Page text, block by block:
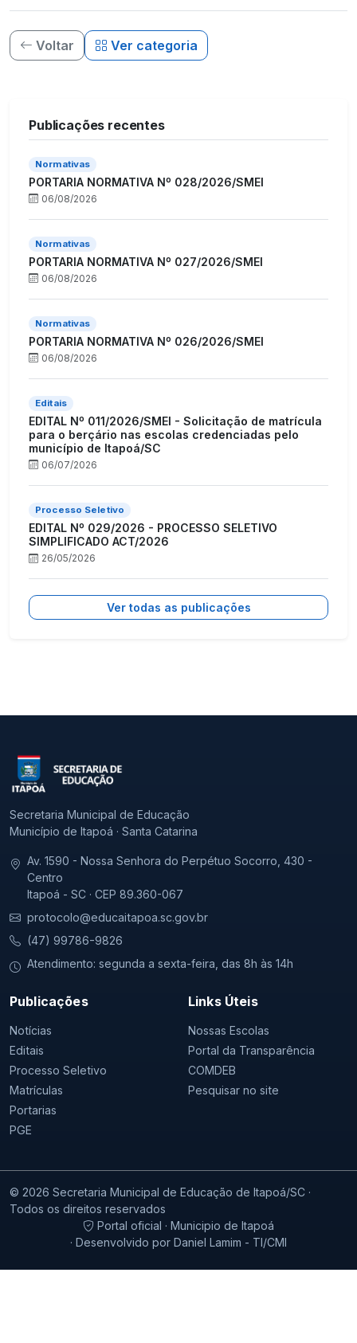
Voltar Ver categoria
Publicações recentes
Normativas
PORTARIA NORMATIVA Nº 028/2026/SMEI
06/08/2026
Normativas
PORTARIA NORMATIVA Nº 027/2026/SMEI
06/08/2026
Normativas
PORTARIA NORMATIVA Nº 026/2026/SMEI
06/08/2026
Editais
EDITAL Nº 011/2026/SMEI - Solicitação de matrícula
para o berçário nas escolas credenciadas pelo
município de Itapoá/SC
06/07/2026
Processo Seletivo
EDITAL Nº 029/2026 - PROCESSO SELETIVO
SIMPLIFICADO ACT/2026
26/05/2026
Ver todas as publicações
Secretaria Municipal de Educação
Município de Itapoá · Santa Catarina
Av. 1590 - Nossa Senhora do Perpétuo Socorro, 430 -
Centro
Itapoá - SC · CEP 89.360-067
protocolo@educaitapoa.sc.gov.br
(47) 99786-9826
Atendimento: segunda a sexta-feira, das 8h às 14h
Publicações
Notícias
Editais
Processo Seletivo
Matrículas
Portarias
PGE
Links Úteis
Nossas Escolas
Portal da Transparência
COMDEB
Pesquisar no site
© 2026 Secretaria Municipal de Educação de Itapoá/SC ·
Todos os direitos reservados
Portal oficial · Municipio de Itapoá
· Desenvolvido por Daniel Lamim - TI/CMI